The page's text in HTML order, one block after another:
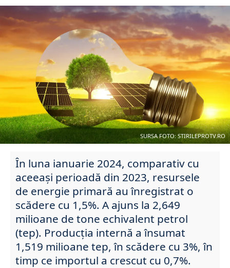
SURSA FOTO: STIRILEPROTV.RO
În luna ianuarie 2024, comparativ cu
aceeași perioadă din 2023, resursele
de energie primară au înregistrat o
scădere cu 1,5%. A ajuns la 2,649
milioane de tone echivalent petrol
(tep). Producția internă a însumat
1,519 milioane tep, în scădere cu 3%, în
timp ce importul a crescut cu 0,7%.